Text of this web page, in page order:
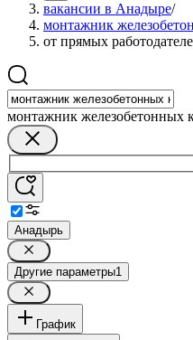
вакансии в Анадыре/
монтажник
от прямых
монтажник железобетонных
Анадырь
Другие параметры1
График